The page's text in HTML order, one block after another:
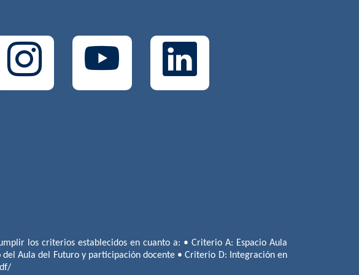
los criterios establecidos en cuanto a: • Criterio A: Espacio Aula
Aula del Futuro y participación docente • Criterio D: Integración en